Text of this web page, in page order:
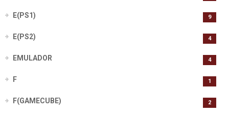
E(PS1) 9
E(PS2) 4
EMULADOR 4
F 1
F(GAMECUBE) 2